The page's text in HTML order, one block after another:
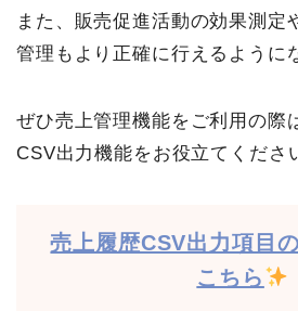
また、販売促進活動の効果測定
管理もより正確に行えるように
ぜひ売上管理機能をご利用の際
CSV出力機能をお役立てくださ
売上履歴CSV出力項目
こちら